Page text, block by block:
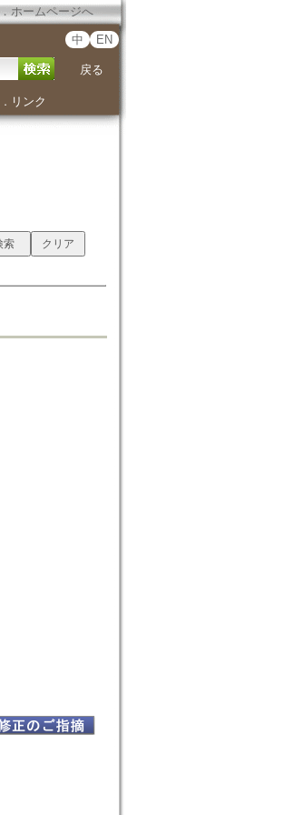
． ホームページへ
中 EN
戻る
． リンク